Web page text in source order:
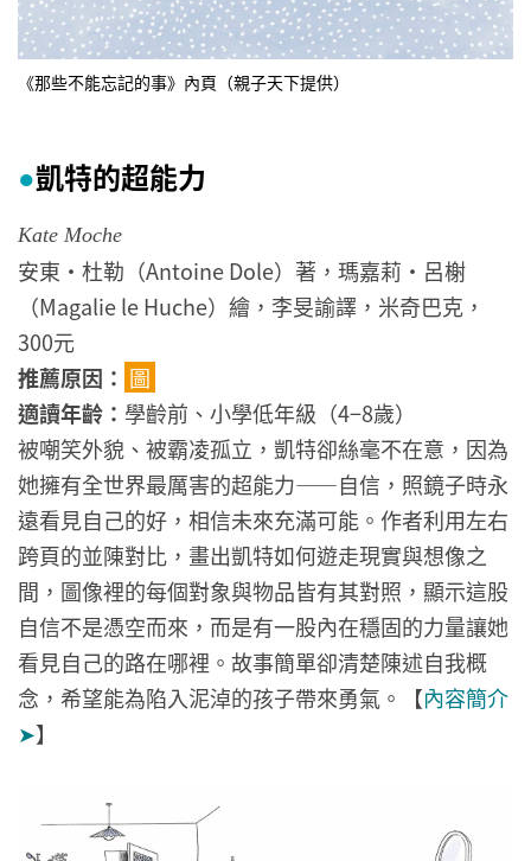
《那些不能忘記的事》內頁（親子天下提供）
●凱特的超能力
Kate Moche
安東・杜勒（Antoine Dole）著，瑪嘉莉・呂榭
（Magalie le Huche）繪，李旻諭譯，米奇巴克，
300元
推薦原因： 圖
適讀年齡： 學齡前、小學低年級（4−8歲）
被嘲笑外貌、被霸凌孤立，凱特卻絲毫不在意，因為
她擁有全世界最厲害的超能力——自信，照鏡子時永
遠看見自己的好，相信未來充滿可能。作者利用左右
跨頁的並陳對比，畫出凱特如何遊走現實與想像之
間，圖像裡的每個對象與物品皆有其對照，顯示這股
自信不是憑空而來，而是有一股內在穩固的力量讓她
看見自己的路在哪裡。故事簡單卻清楚陳述自我概
念，希望能為陷入泥淖的孩子帶來勇氣。
【內容簡介
➤】